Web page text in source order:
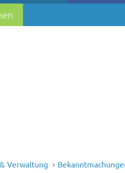
Verwaltung